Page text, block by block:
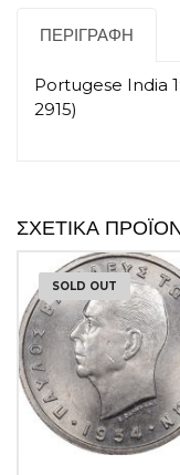
ΠΕΡΙΓΡΑΦΉ
Portugese India
2915)
ΣΧΕΤΙΚΆ
SOLD OUT